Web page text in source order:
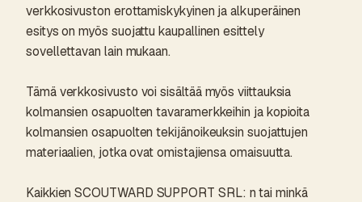
verkkosivuston erottamiskykyinen ja alkuperäinen
esitys on myös suojattu kaupallinen esittely
sovellettavan lain mukaan.
Tämä verkkosivusto voi sisältää myös viittauksia
kolmansien osapuolten tavaramerkkeihin ja kopioita
kolmansien osapuolten tekijänoikeuksin suojattujen
materiaalien, jotka ovat omistajiensa omaisuutta.
Kaikkien SCOUTWARD SUPPORT SRL: n tai minkä